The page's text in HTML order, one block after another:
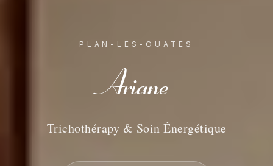
PLAN-LES-OUATES
Ariane
Trichothérapy & Soin Énergétique